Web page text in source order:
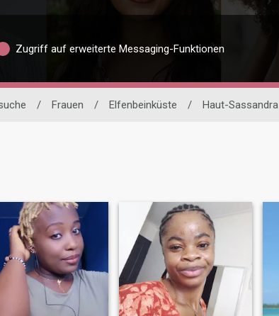
Zugriff auf erweiterte Messaging-Funktionen
/ Frauen / Elfenbeinküste / Haut-Sassandra